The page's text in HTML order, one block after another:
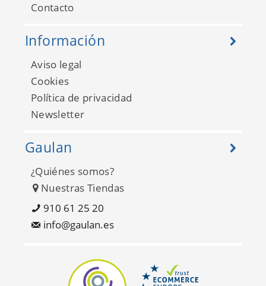
Contacto
Información
Aviso legal
Cookies
Política de privacidad
Newsletter
Gaulan
¿Quiénes somos?
Nuestras Tiendas
910 61 25 20
info@gaulan.es